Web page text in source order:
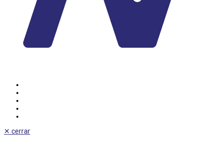
✕ cerrar